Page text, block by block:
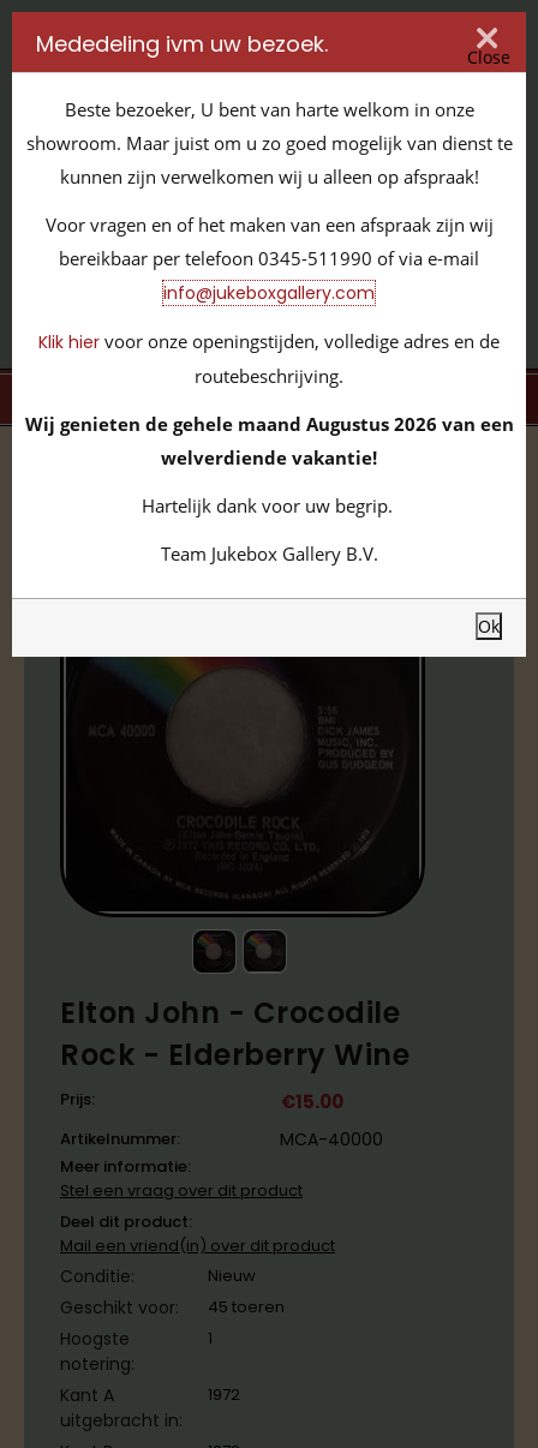
IT'S ALL ABOUT JUKEBOXES
GILDENSTRAAT 32 / 4143 HS LEERDAM / TEL:
0345 - 511990
INFO@JUKEBOXGALLERY.COM
volledige collectie / vinyl 45 toeren
Elton John - Crocodile
Rock - Elderberry Wine
Prijs: €15.00
Artikelnummer: MCA-40000
Meer informatie:
Stel een vraag over dit product
Deel dit product:
Mail een vriend(in) over dit product
Conditie: Nieuw
Geschikt voor: 45 toeren
Hoogste
notering:
1
Kant A
uitgebracht in:
1972
Mededeling ivm uw bezoek. Close
Beste bezoeker, U bent van harte welkom in onze
showroom. Maar juist om u zo goed mogelijk van dienst te
kunnen zijn verwelkomen wij u alleen op afspraak!
Voor vragen en of het maken van een afspraak zijn wij
bereikbaar per telefoon 0345-511990 of via e-mail
info@jukeboxgallery.com
Klik hier voor onze openingstijden, volledige adres en de
routebeschrijving.
Wij genieten de gehele maand Augustus 2026 van een
welverdiende vakantie!
Hartelijk dank voor uw begrip.
Team Jukebox Gallery B.V.
Ok